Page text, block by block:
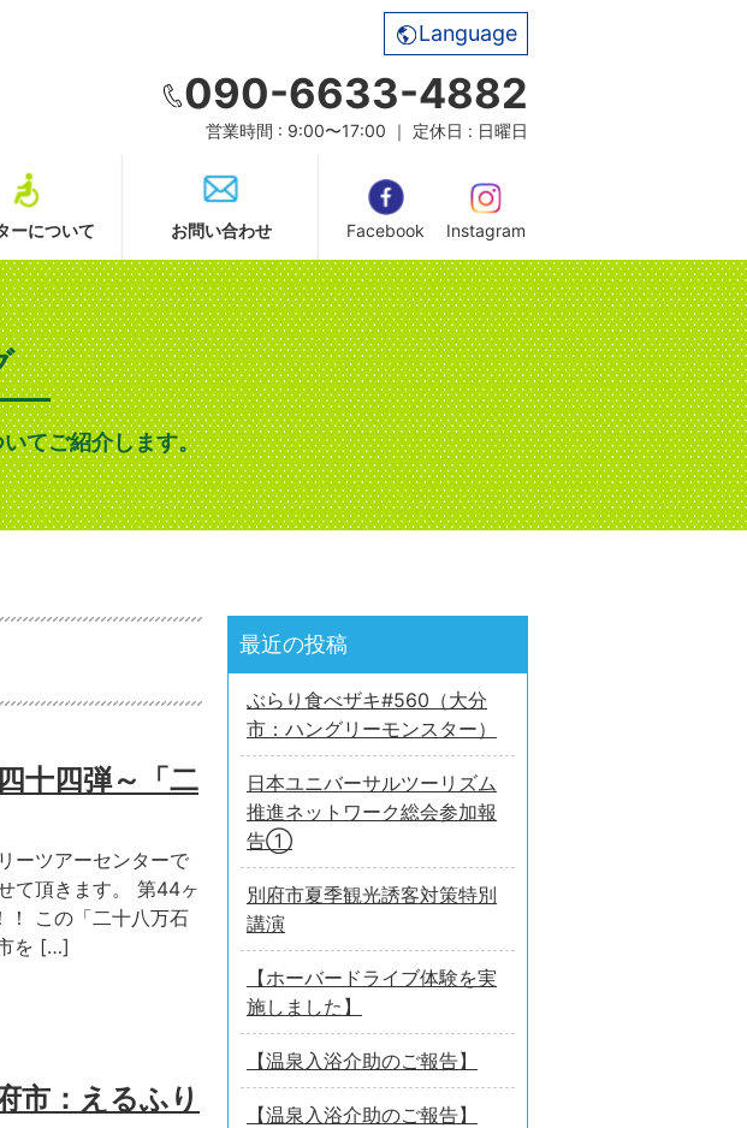
Language
090-6633-4882
営業時間 : 9:00〜17:00 ｜ 定休日 : 日曜日
ーについて お問い合わせ Facebook Instagram
てご紹介します。
十四弾～「二
ーツアーセンターで
て頂きます。 第44ヶ
！ この「二十八万石
を […]
市：えるふり
最近の投稿
ぶらり食べザキ#560（大分
市：ハングリーモンスター）
日本ユニバーサルツーリズム
推進ネットワーク総会参加報
告①
別府市夏季観光誘客対策特別
講演
【ホーバードライブ体験を実
施しました】
【温泉入浴介助のご報告】
【温泉入浴介助のご報告】